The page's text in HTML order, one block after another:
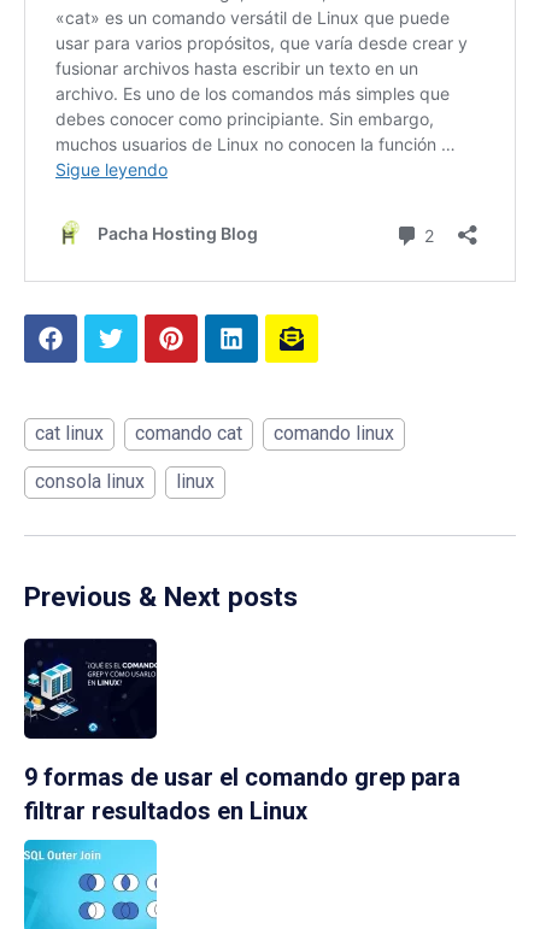
cat linux comando cat comando linux
consola linux linux
Previous & Next posts
9 formas de usar el comando grep para
filtrar resultados en Linux